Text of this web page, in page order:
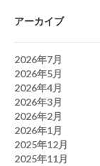
アーカイブ
2026年7月
2026年5月
2026年4月
2026年3月
2026年2月
2026年1月
2025年12月
2025年11月